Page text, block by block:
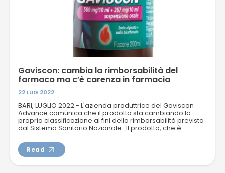
Gaviscon: cambia la rimborsabilità del
farmaco ma c’è carenza in farmacia
22 LUG 2022
BARI, LUGLIO 2022 - L'azienda produttrice del Gaviscon
Advance comunica che il prodotto sta cambiando la
propria classificazione ai fini della rimborsabilità prevista
dal Sistema Sanitario Nazionale. Il prodotto, che è...
Read